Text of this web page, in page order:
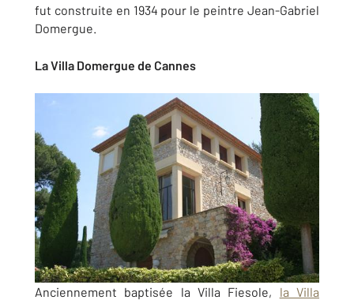
fut construite en 1934 pour le peintre Jean-Gabriel
Domergue.
La Villa Domergue de Cannes
Anciennement baptisée la Villa Fiesole, la Villa